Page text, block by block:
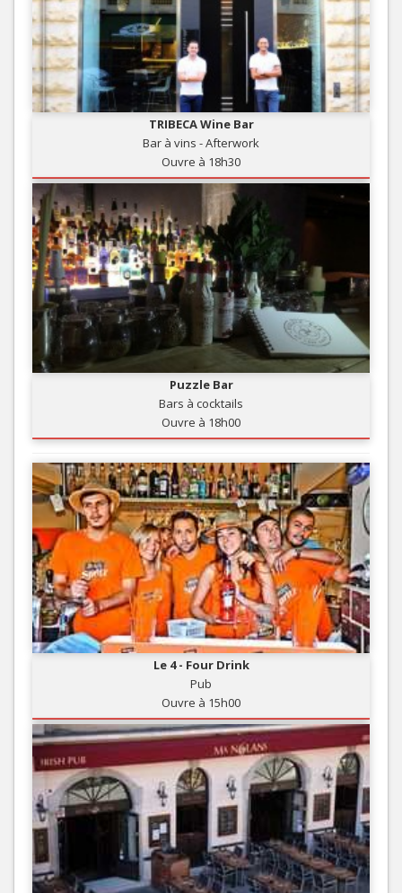
TRIBECA Wine Bar
Bar à vins - Afterwork
Ouvre à 18h30
Puzzle Bar
Bars à cocktails
Ouvre à 18h00
Le 4 - Four Drink
Pub
Ouvre à 15h00